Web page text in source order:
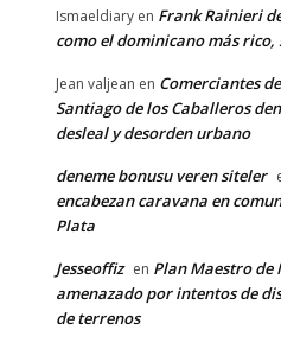
Ismaeldiary en Frank Rainieri
como el dominicano más rico,
Jean valjean en Comerciantes
Santiago de los Caballeros
desleal y desorden urbano
deneme bonusu veren siteler
encabezan caravana en
Plata
Jesseoffiz en Plan Maestro de
amenazado por intentos de
de terrenos